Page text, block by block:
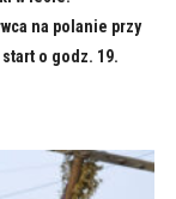
na polanie przy
o godz. 19.